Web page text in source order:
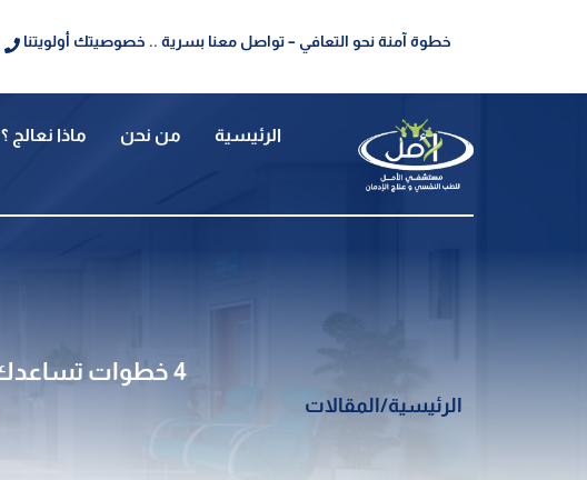
خطوة آمنة نحو التعافي – تواصل معنا بسرية .. خصوصيتك أولويتنا
الرئيسية من نحن ماذا نعالج ؟
4 خطوات تساعدك فى علاج الأعراض الانسحابية للكبتاجون بدون الم
الرئيسية/المقالات